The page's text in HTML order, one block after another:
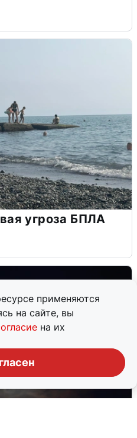
применяются
на сайте, вы
на их
угроза БПЛА